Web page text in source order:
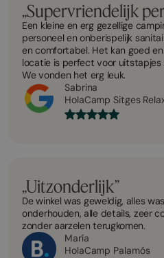
„Supervriendelijk
Een kleine en erg gezellige
personeel en onberispelijk
en comfortabel. Het kan goed
locatie is perfect voor uitstapjes
We vonden het erg leuk.
Sabrina
HolaCamp Sitges
„Uitzonderlijk”
De winkel was geweldig, alles
onderhouden, alle details, zeer
zonder aarzelen terugkomen.
María
HolaCamp Palamós